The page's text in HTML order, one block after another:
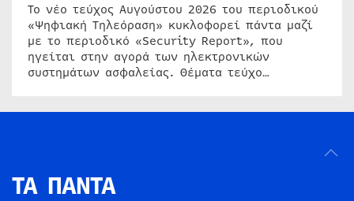
Το νέο τεύχος Αυγούστου 2026 του περιοδικού
«Ψηφιακή Τηλεόραση» κυκλοφορεί πάντα μαζί
με το περιοδικό «Security Report», που
ηγείται στην αγορά των ηλεκτρονικών
συστημάτων ασφαλείας. Θέματα τεύχο…
ΤΑ ΠΑΝΤΑ